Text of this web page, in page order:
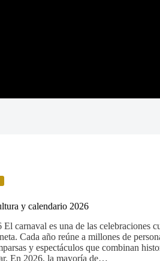
y calendario 2026
carnaval es una de las celebraciones
Cada año reúne a millones de
y espectáculos que combinan
En 2026, la mayoría de…